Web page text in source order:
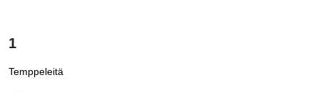
1
Temppeleitä